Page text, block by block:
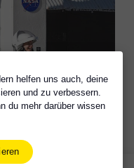
helfen uns auch, deine
und zu verbessern.
du mehr darüber wissen
auf